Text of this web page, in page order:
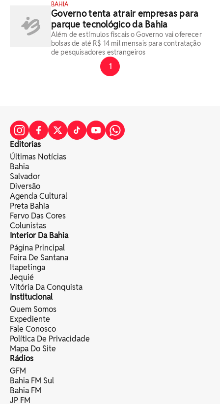
BAHIA
Governo tenta atrair empresas para
parque tecnológico da Bahia
Além de estímulos fiscais o Governo vai oferecer
bolsas de até R$ 14 mil mensais para contratação
de pesquisadores estrangeiros
1
Editorias
Últimas Notícias
Bahia
Salvador
Diversão
Agenda Cultural
Preta Bahia
Fervo Das Cores
Colunistas
Interior Da Bahia
Página Principal
Feira De Santana
Itapetinga
Jequié
Vitória Da Conquista
Institucional
Quem Somos
Expediente
Fale Conosco
Política De Privacidade
Mapa Do Site
Rádios
GFM
Bahia FM Sul
Bahia FM
JP FM